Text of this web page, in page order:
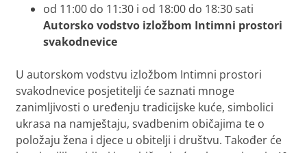
od 11:00 do 11:30 i od 18:00 do 18:30 sati
Autorsko vodstvo izložbom Intimni prostori
svakodnevice
U autorskom vodstvu izložbom Intimni prostori
svakodnevice posjetitelji će saznati mnoge
zanimljivosti o uređenju tradicijske kuće, simbolici
ukrasa na namještaju, svadbenim običajima te o
položaju žena i djece u obitelji i društvu. Također će